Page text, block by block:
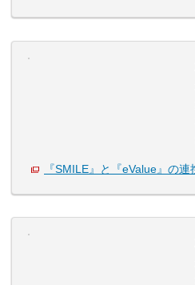
『SMILE』と『eValue』の